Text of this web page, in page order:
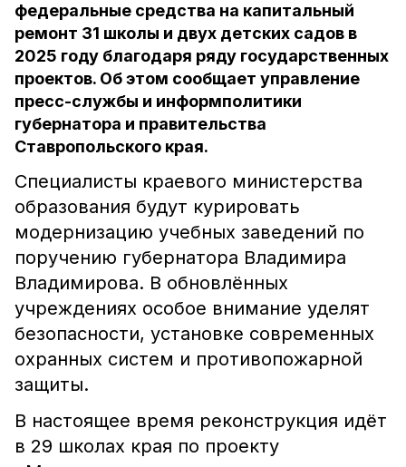
федеральные средства на капитальный
ремонт 31 школы и двух детских садов в
2025 году благодаря ряду государственных
проектов. Об этом сообщает управление
пресс-службы и информполитики
губернатора и правительства
Ставропольского края.
Специалисты краевого министерства
образования будут курировать
модернизацию учебных заведений по
поручению губернатора Владимира
Владимирова. В обновлённых
учреждениях особое внимание уделят
безопасности, установке современных
охранных систем и противопожарной
защиты.
В настоящее время реконструкция идёт
в 29 школах края по проекту